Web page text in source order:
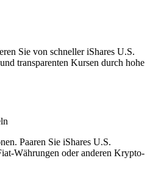
Sie von schneller iShares U.S.
transparenten Kursen durch hohe
Paaren Sie iShares U.S.
Währungen oder anderen Krypto-